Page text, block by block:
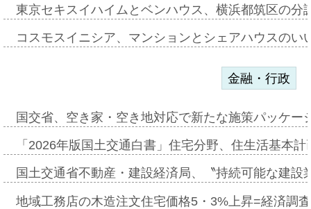
東京セキスイハイムとベンハウス、横浜都筑区の
コスモスイニシア、マンションとシェアハウスの
金融・行政
国交省、空き家・空き地対応で新たな施策パッケ
「2026年版国土交通白書」住宅分野、住生活基本
国土交通省不動産・建設経済局、〝持続可能な建
地域工務店の木造注文住宅価格5・3%上昇=経済調